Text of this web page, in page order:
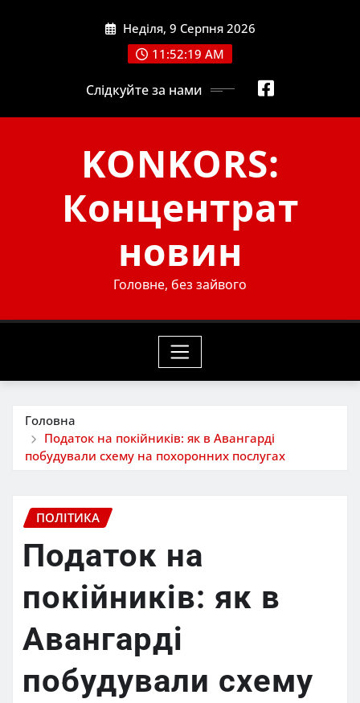
Неділя, 9 Серпня 2026
11:52:21 AM
Слідкуйте за нами
KONKORS:
Концентрат
новин
Головне, без зайвого
Головна
Податок на покійників: як в Авангарді
побудували схему на похоронних послугах
ПОЛІТИКА
Податок на
покійників: як в
Авангарді
побудували схему